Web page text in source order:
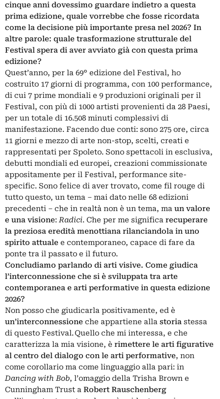
cinque anni dovessimo guardare indietro a questa
prima edizione, quale vorrebbe che fosse ricordata
come la decisione più importante presa nel 2026? In
altre parole: quale trasformazione strutturale del
Festival spera di aver avviato già con questa prima
edizione?
Quest’anno, per la 69° edizione del Festival, ho
costruito 17 giorni di programma, con 100 performance,
di cui 7 prime mondiali e 9 produzioni originali per il
Festival, con più di 1000 artisti provenienti da 28 Paesi,
per un totale di 16.508 minuti complessivi di
manifestazione. Facendo due conti: sono 275 ore, circa
11 giorni e mezzo di arte non-stop, scelti, creati e
rappresentati per Spoleto. Sono spettacoli in esclusiva,
debutti mondiali ed europei, creazioni commissionate
appositamente per il Festival, performance site-
specific. Sono felice di aver trovato, come fil rouge di
tutto questo, un tema – mai dato nelle 68 edizioni
precedenti – che in realtà non è un tema, ma un valore
e una visione:Radici. Che per me significa recuperare
la preziosa eredità menottiana rilanciandola in uno
spirito attuale e contemporaneo, capace di fare da
ponte tra il passato e il futuro.
Concludiamo parlando di arti visive. Come giudica
l’interconnessione che si è sviluppata tra arte
contemporanea e arti performative in questa edizione
2026?
Non posso che giudicarla positivamente, ed è
un’interconnessione che appartiene alla storia stessa
di questo Festival. Quello che mi interessa, e che
caratterizza la mia visione, è rimettere le arti figurative
al centro del dialogo con le arti performative, non
come corollario ma come linguaggio alla pari: in
Dancing with Bob, l’omaggio della Trisha Brown e
Cunningham Trust a Robert Rauschenberg